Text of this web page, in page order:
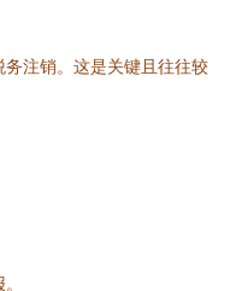
注销。这是关键且往往较